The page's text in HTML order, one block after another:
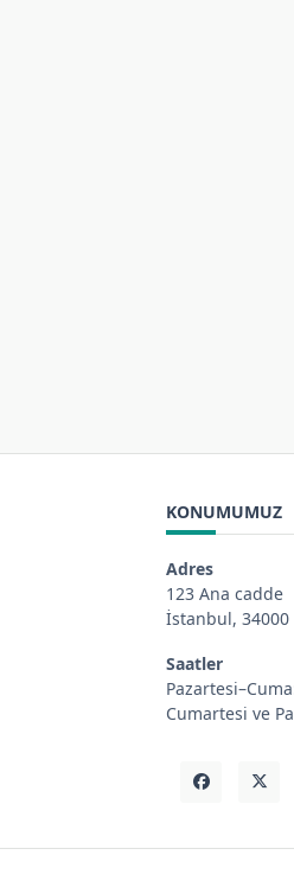
KONUMUMUZ
Adres
123 Ana cadde
İstanbul, 34000
Saatler
Cumartesi ve